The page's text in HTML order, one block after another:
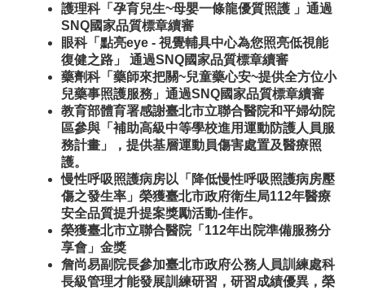
護理科「孕育兒生~母嬰一條龍優質照護 」通過
SNQ國家品質標章續審
眼科「點亮eye - 視覺輔具中心為您照亮低視能
復健之路」 通過SNQ國家品質標章續審
藥劑科「藥師來把關~兒童藥心安~提供全方位小
兒藥事照護服務」通過SNQ國家品質標章續審
教育部體育署感謝臺北市立聯合醫院和平婦幼院
區參與「補助高級中等學校進用運動防護人員服
務計畫」，提供基層運動員傷害處置及醫療照
護。
慢性呼吸照護病房以「降低慢性呼吸照護病房壓
傷之發生率」榮獲臺北市政府衛生局112年醫療
安全品質提升提案獎勵活動-佳作。
榮獲臺北市立聯合醫院「112年出院準備服務分
享會」金獎
詹尚易副院長參加臺北市政府公務人員訓練處科
長級管理才能發展訓練研習，研習成績優異，榮